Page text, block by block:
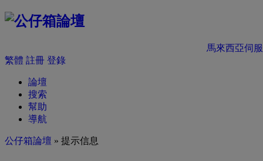
馬來西亞伺
繁體 註冊 登錄
論壇
搜索
幫助
導航
公仔箱論壇 » 提示信息